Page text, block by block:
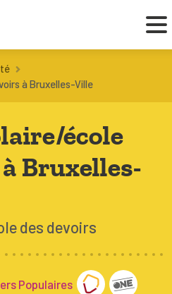
à Bruxelles-Ville
école
Bruxelles-
des devoirs
Populaires